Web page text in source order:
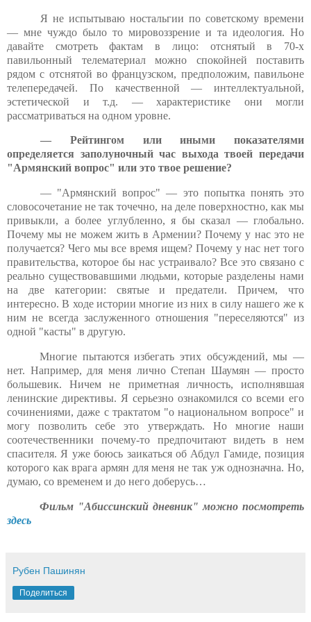
Я не испытываю ностальгии по советскому времени
— мне чуждо было то мировоззрение и та идеология. Но
давайте смотреть фактам в лицо: отснятый в 70-х
павильонный телематериал можно спокойней поставить
рядом с отснятой во французском, предположим, павильоне
телепередачей. По качественной — интеллектуальной,
эстетической и т.д. — характеристике они могли
рассматриваться на одном уровне.
— Рейтингом или иными показателями
определяется заполуночный час выхода твоей передачи
"Армянский вопрос" или это твое решение?
— "Армянский вопрос" — это попытка понять это
словосочетание не так точечно, на деле поверхностно, как мы
привыкли, а более углубленно, я бы сказал — глобально.
Почему мы не можем жить в Армении? Почему у нас это не
получается? Чего мы все время ищем? Почему у нас нет того
правительства, которое бы нас устраивало? Все это связано с
реально существовавшими людьми, которые разделены нами
на две категории: святые и предатели. Причем, что
интересно. В ходе истории многие из них в силу нашего же к
ним не всегда заслуженного отношения "переселяются" из
одной "касты" в другую.
Многие пытаются избегать этих обсуждений, мы —
нет. Например, для меня лично Степан Шаумян — просто
большевик. Ничем не приметная личность, исполнявшая
ленинские директивы. Я серьезно ознакомился со всеми его
сочинениями, даже с трактатом "о национальном вопросе" и
могу позволить себе это утверждать. Но многие наши
соотечественники почему-то предпочитают видеть в нем
спасителя. Я уже боюсь заикаться об Абдул Гамиде, позиция
которого как врага армян для меня не так уж однозначна. Но,
думаю, со временем и до него доберусь…
Фильм "Абиссинский дневник" можно посмотреть
здесь
Рубен Пашинян
Поделиться